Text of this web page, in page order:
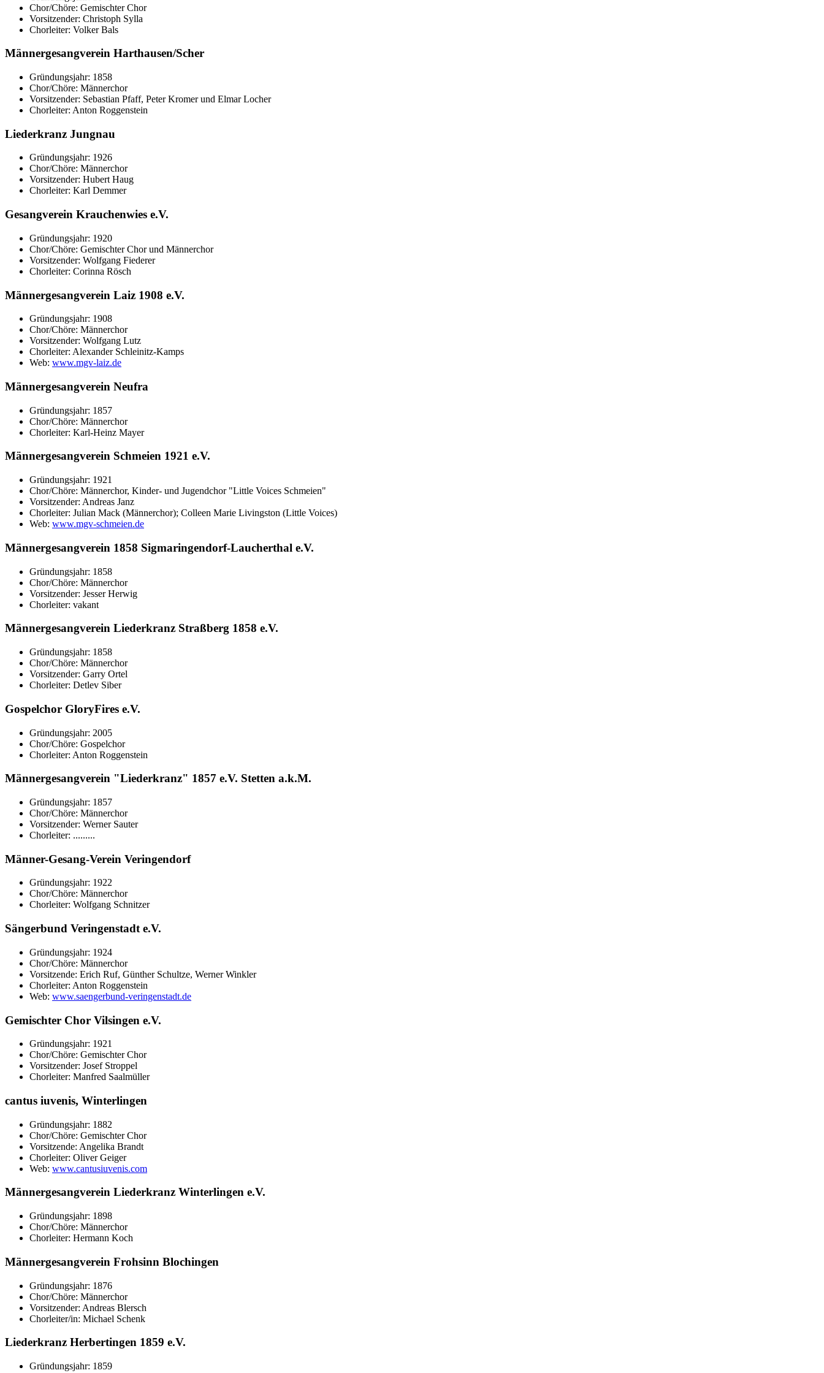
Chor/Chöre: Gemischter Chor
Vorsitzender: Christoph Sylla
Chorleiter: Volker Bals
Männergesangverein Harthausen/Scher
Gründungsjahr: 1858
Chor/Chöre: Männerchor
Vorsitzender: Sebastian Pfaff, Peter Kromer und Elmar Locher
Chorleiter: Anton Roggenstein
Liederkranz Jungnau
Gründungsjahr: 1926
Chor/Chöre: Männerchor
Vorsitzender: Hubert Haug
Chorleiter: Karl Demmer
Gesangverein Krauchenwies e.V.
Gründungsjahr: 1920
Chor/Chöre: Gemischter Chor und Männerchor
Vorsitzender: Wolfgang Fiederer
Chorleiter: Corinna Rösch
Männergesangverein Laiz 1908 e.V.
Gründungsjahr: 1908
Chor/Chöre: Männerchor
Vorsitzender: Wolfgang Lutz
Chorleiter: Alexander Schleinitz-Kamps
Web: www.mgv-laiz.de
Männergesangverein Neufra
Gründungsjahr: 1857
Chor/Chöre: Männerchor
Chorleiter: Karl-Heinz Mayer
Männergesangverein Schmeien 1921 e.V.
Gründungsjahr: 1921
Chor/Chöre: Männerchor, Kinder- und Jugendchor "Little Voices Schmeien"
Vorsitzender: Andreas Janz
Chorleiter: Julian Mack (Männerchor); Colleen Marie Livingston (Little Voices)
Web: www.mgv-schmeien.de
Männergesangverein 1858 Sigmaringendorf-Laucherthal e.V.
Gründungsjahr: 1858
Chor/Chöre: Männerchor
Vorsitzender: Jesser Herwig
Chorleiter: vakant
Männergesangverein Liederkranz Straßberg 1858 e.V.
Gründungsjahr: 1858
Chor/Chöre: Männerchor
Vorsitzender: Garry Ortel
Chorleiter: Detlev Siber
Gospelchor GloryFires e.V.
Gründungsjahr: 2005
Chor/Chöre: Gospelchor
Chorleiter: Anton Roggenstein
Männergesangverein "Liederkranz" 1857 e.V. Stetten a.k.M.
Gründungsjahr: 1857
Chor/Chöre: Männerchor
Vorsitzender: Werner Sauter
Chorleiter: .........
Männer-Gesang-Verein Veringendorf
Gründungsjahr: 1922
Chor/Chöre: Männerchor
Chorleiter: Wolfgang Schnitzer
Sängerbund Veringenstadt e.V.
Gründungsjahr: 1924
Chor/Chöre: Männerchor
Vorsitzende: Erich Ruf, Günther Schultze, Werner Winkler
Chorleiter: Anton Roggenstein
Web: www.saengerbund-veringenstadt.de
Gemischter Chor Vilsingen e.V.
Gründungsjahr: 1921
Chor/Chöre: Gemischter Chor
Vorsitzender: Josef Stroppel
Chorleiter: Manfred Saalmüller
cantus iuvenis, Winterlingen
Gründungsjahr: 1882
Chor/Chöre: Gemischter Chor
Vorsitzende: Angelika Brandt
Chorleiter: Oliver Geiger
Web: www.cantusiuvenis.com
Männergesangverein Liederkranz Winterlingen e.V.
Gründungsjahr: 1898
Chor/Chöre: Männerchor
Chorleiter: Hermann Koch
Männergesangverein Frohsinn Blochingen
Gründungsjahr: 1876
Chor/Chöre: Männerchor
Vorsitzender: Andreas Blersch
Chorleiter/in: Michael Schenk
Liederkranz Herbertingen 1859 e.V.
Gründungsjahr: 1859